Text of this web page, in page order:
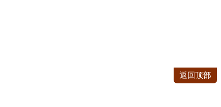
返回顶部